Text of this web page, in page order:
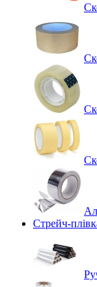
Стрейч-